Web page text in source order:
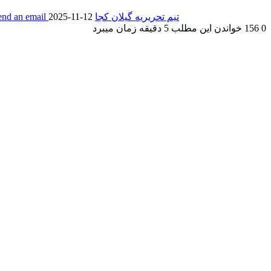
تیم تحریریه گیلان کجا an email 2025-11-12
0
خواندن این مطلب 5 دقیقه زمان میبرد